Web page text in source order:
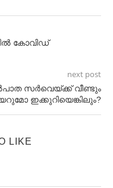
കോവിഡ്
next post
സര്‍വെയ്ക്ക് വീണ്ടും
ഇക്കുറിയെങ്കിലും?
LIKE